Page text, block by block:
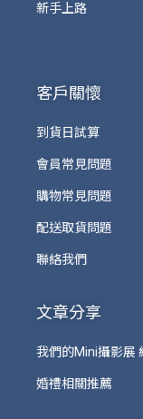
新手上路
客戶關懷
到貨日試算
會員常見問題
購物常見問題
配送取貨問題
聯絡我們
文章分享
我們的Mini攝影展
婚禮相關推薦